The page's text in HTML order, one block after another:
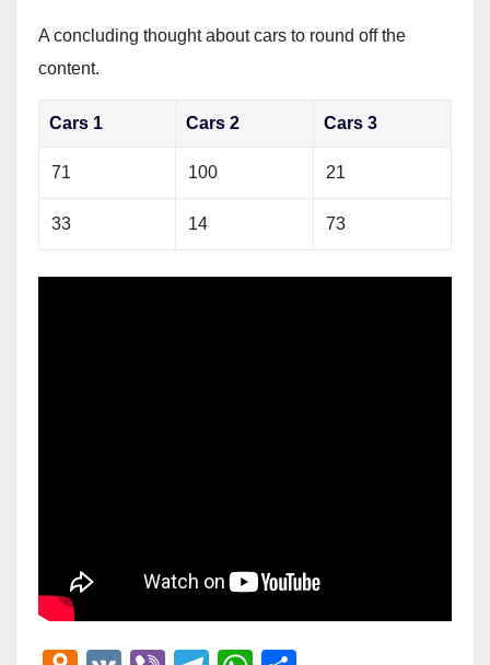
A concluding thought about cars to round off the
content.
Cars 1 Cars 2 Cars 3
71 100 21
33 14 73